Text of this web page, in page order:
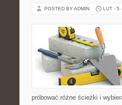
POSTED BY ADMIN LUT - 5
próbować różne ścieżki i